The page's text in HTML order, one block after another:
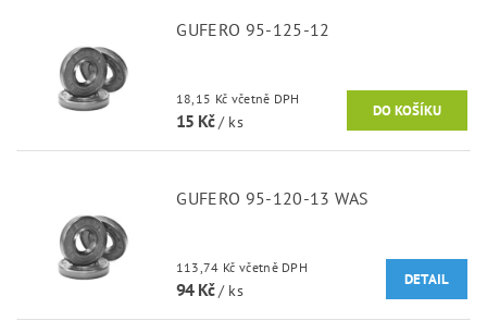
GUFERO 95-125-12
18,15 Kč včetně DPH
15 Kč/ ks
GUFERO 95-120-13 WAS
113,74 Kč včetně DPH
94 Kč/ ks
DETAIL